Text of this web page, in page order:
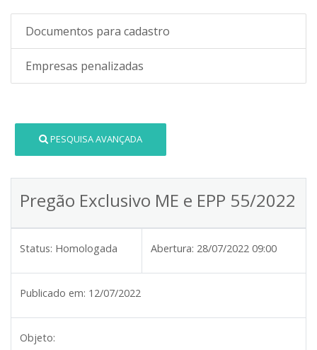
Documentos para cadastro
Empresas penalizadas
PESQUISA AVANÇADA
Pregão Exclusivo ME e EPP 55/2022
Status: Homologada Abertura: 28/07/2022 09:00
Publicado em: 12/07/2022
Objeto: